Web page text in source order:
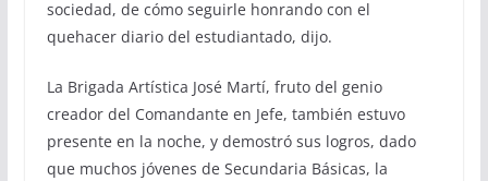
sociedad, de cómo seguirle honrando con el
quehacer diario del estudiantado, dijo.
La Brigada Artística José Martí, fruto del genio
creador del Comandante en Jefe, también estuvo
presente en la noche, y demostró sus logros, dado
que muchos jóvenes de Secundaria Básicas, la